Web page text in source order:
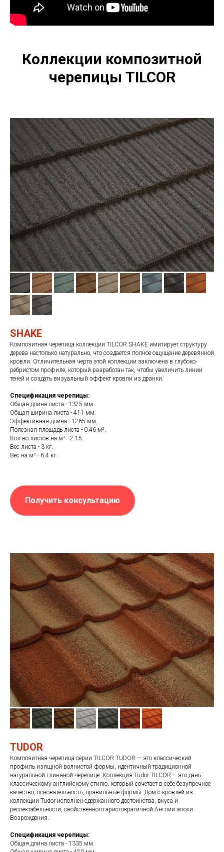
Коллекции композитной
черепицы TILCOR
SHAKE
Композитная черепица коллекции TILCOR SHAKE имитирует структуру
дерева настолько натурально, что создается полное ощущение деревянной
кровли. Отличительная черта этой коллекции заключена в глубоко-
ребристом профиле, который разработан так, чтобы увеличить линии
теней и создать визуальный эффект кровли из дранки.
Спецификация черепицы:
Общая длина листа - 1325 мм.
Общая ширина листа - 411 мм.
Эффективная длина - 1265 мм.
Полезная площадь листа - 0.46 м².
Кол-во листов на м² - 2.15.
Вес листа - 3 кг.
Вес на м² - 6.4 кг.
Получить консультацию
TUDOR
Композитная черепица серии TILCOR TUDOR — это классический
профиль изящной волнистой формы, идентичный традиционной
натуральной глиняной черепице. Коллекция Tudor TILCOR – это дань
классическому английскому стилю, который сочетает в себе безупречное
качество, основательность, правильные формы. Дом с кровлей из
коллекции Tudor исполнен сдержанного достоинства, вкуса и
респектабельности, свойственного аристократичной Англии эпохи
Возрождения.
Спецификация черепицы:
Общая длина листа - 1335 мм.